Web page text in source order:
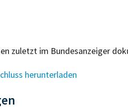
zuletzt im Bundesanzeiger
herunterladen